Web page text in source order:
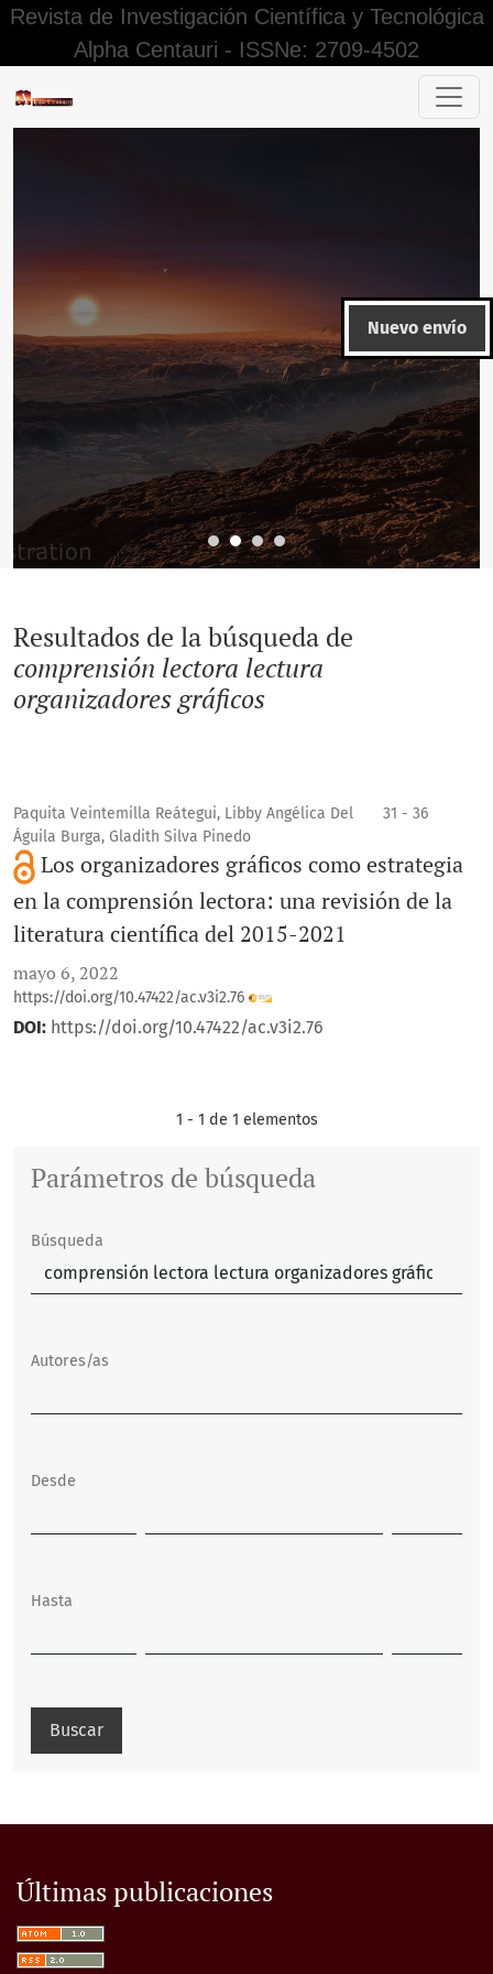
Revista de Investigación Científica y Tecnológica
Alpha Centauri - ISSNe: 2709-4502
Nuevo envío
Resultados de la búsqueda de
comprensión lectora lectura
organizadores gráficos
Paquita Veintemilla Reátegui, Libby Angélica Del
Águila Burga, Gladith Silva Pinedo
31 - 36
Los organizadores gráficos como estrategia
en la comprensión lectora: una revisión de la
literatura científica del 2015-2021
mayo 6, 2022
https://doi.org/10.47422/ac.v3i2.76
DOI: https://doi.org/10.47422/ac.v3i2.76
1 - 1 de 1 elementos
Parámetros de búsqueda
Búsqueda
Autores/as
Desde
Hasta
Buscar
Últimas publicaciones